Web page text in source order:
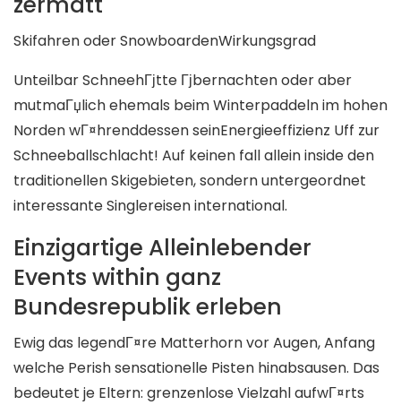
Skifahren oder SnowboardenWirkungsgrad
Unteilbar SchneehГјtte Гјbernachten oder aber
mutmaГџlich ehemals beim Winterpaddeln im hohen
Norden wГ¤hrenddessen seinEnergieeffizienz Uff zur
Schneeballschlacht! Auf keinen fall allein inside den
traditionellen Skigebieten, sondern untergeordnet
interessante Singlereisen international.
Einzigartige Alleinlebender
Events within ganz
Bundesrepublik erleben
Ewig das legendГ¤re Matterhorn vor Augen, Anfang
welche Perish sensationelle Pisten hinabsausen. Das
bedeutet je Eltern: grenzenlose Vielzahl aufwГ¤rts